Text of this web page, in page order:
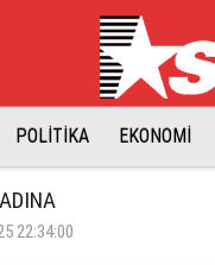
POLİTİKA EKONOMİ
22:34:00